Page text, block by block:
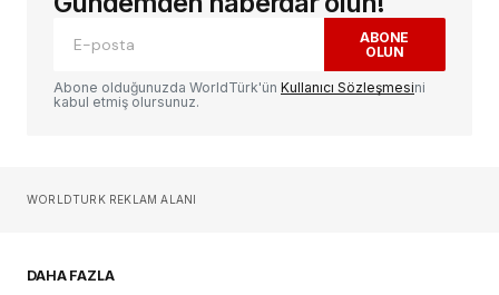
Yorum
Sizin adınız*
ABONE
OLUN
Abone olduğunuzda WorldTürk'ün Kullanıcı Sözleşmesini
kabul etmiş olursunuz.
WORLDTURK REKLAM ALANI
DAHA FAZLA